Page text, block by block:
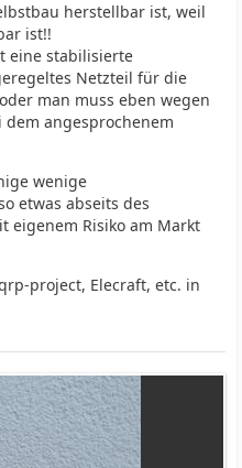
herstellbar ist, weil
ist!!
eine stabilisierte
Netzteil für die
man muss eben wegen
angesprochenem
wenige
etwas abseits des
eigenem Risiko am Markt
project, Elecraft, etc. in